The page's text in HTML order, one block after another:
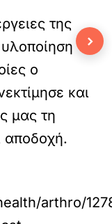
της
ο
και
μας τη
αποδοχή.
arthro/
›